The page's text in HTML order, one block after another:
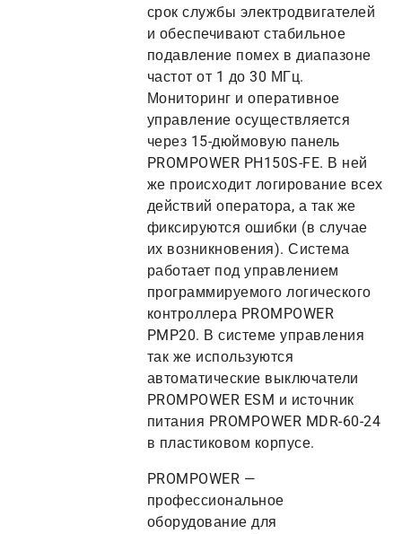
срок службы электродвигателей
и обеспечивают стабильное
подавление помех в диапазоне
частот от 1 до 30 МГц.
Мониторинг и оперативное
управление осуществляется
через 15-дюймовую панель
PROMPOWER PH150S-FE. В ней
же происходит логирование всех
действий оператора, а так же
фиксируются ошибки (в случае
их возникновения). Система
работает под управлением
программируемого логического
контроллера PROMPOWER
PMP20. В системе управления
так же используются
автоматические выключатели
PROMPOWER ESM и источник
питания PROMPOWER MDR-60-24
в пластиковом корпусе.
PROMPOWER —
профессиональное
оборудование для